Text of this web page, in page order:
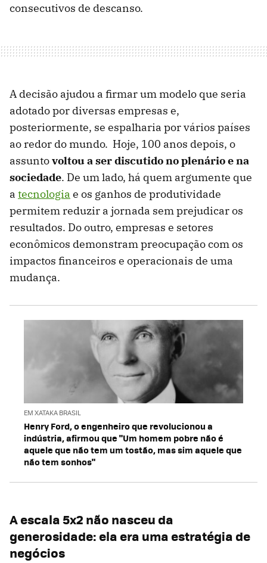
consecutivos de descanso.
A decisão ajudou a firmar um modelo que seria
adotado por diversas empresas e,
posteriormente, se espalharia por vários países
ao redor do mundo. Hoje, 100 anos depois, o
assuntovoltou a ser discutido no plenário e na
sociedade. De um lado, há quem argumente que
a tecnologia e os ganhos de produtividade
permitem reduzir a jornada sem prejudicar os
resultados. Do outro, empresas e setores
econômicos demonstram preocupação com os
impactos financeiros e operacionais de uma
mudança.
EM XATAKA BRASIL
Henry Ford, o engenheiro que revolucionou a
indústria, afirmou que "Um homem pobre não é
aquele que não tem um tostão, mas sim aquele que
não tem sonhos"
A escala 5x2 não nasceu da
generosidade: ela era uma estratégia de
negócios